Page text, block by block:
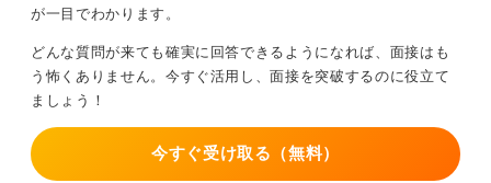
が一目でわかります。
どんな質問が来ても確実に回答できるようになれば、面接はも
う怖くありません。今すぐ活用し、面接を突破するのに役立て
ましょう！
今すぐ受け取る（無料）